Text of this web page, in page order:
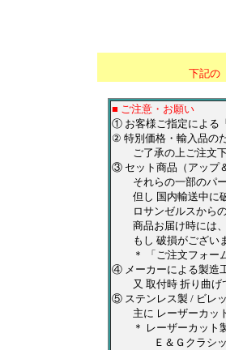
下記の
■ ご注意・お願い
① お客様ご指定による
② 特別価格・輸入品の
ご了承の上ご注文下
③ セット商品（アップ
それらの一部のパー
但し 国内輸送中に破
ロサンゼルスからの
商品お届け時には、
もし 破損がございま
＊ 「ご注文フォー
④ メーカーによる製造
又 取付時 折り曲げ
⑤ ステンレス製 / ビレ
主に レーザーカット
＊ レーザーカット製
Ｅ＆Ｇクラシックス